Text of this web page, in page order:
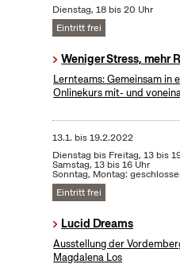
Dienstag, 18 bis 20 Uhr
Eintritt frei
Weniger Stress, mehr
Lernteams: Gemeinsam in
Onlinekurs mit- und
13.1. bis19.2.2022
Dienstag bis Freitag, 13 bis
Samstag, 13 bis 16 Uhr
Sonntag, Montag:
Eintritt frei
Lucid Dreams
Ausstellung der
Magdalena Los